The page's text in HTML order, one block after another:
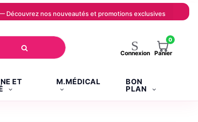
Découvrez nos nouveautés et promotions exclusives
Connexion
0
Panier
ET M.MÉDICAL BON
PLAN